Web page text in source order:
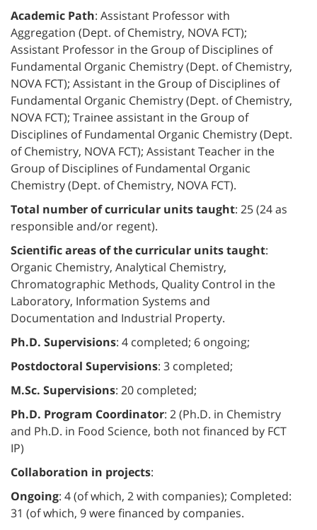
Academic Path: Assistant Professor with
Aggregation (Dept. of Chemistry, NOVA FCT);
Assistant Professor in the Group of Disciplines of
Fundamental Organic Chemistry (Dept. of Chemistry,
NOVA FCT); Assistant in the Group of Disciplines of
Fundamental Organic Chemistry (Dept. of Chemistry,
NOVA FCT); Trainee assistant in the Group of
Disciplines of Fundamental Organic Chemistry (Dept.
of Chemistry, NOVA FCT); Assistant Teacher in the
Group of Disciplines of Fundamental Organic
Chemistry (Dept. of Chemistry, NOVA FCT).
Total number of curricular units taught: 25 (24 as
responsible and/or regent).
Scientific areas of the curricular units taught:
Organic Chemistry, Analytical Chemistry,
Chromatographic Methods, Quality Control in the
Laboratory, Information Systems and
Documentation and Industrial Property.
Ph.D. Supervisions: 4 completed; 6 ongoing;
Postdoctoral Supervisions: 3 completed;
M.Sc. Supervisions: 20 completed;
Ph.D. Program Coordinator: 2 (Ph.D. in Chemistry
and Ph.D. in Food Science, both not financed by FCT
IP)
Collaboration in projects:
Ongoing: 4 (of which, 2 with companies); Completed:
31 (of which, 9 were financed by companies.